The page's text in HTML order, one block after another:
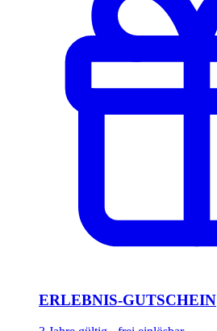
ERLEBNIS-GUTSCHEIN